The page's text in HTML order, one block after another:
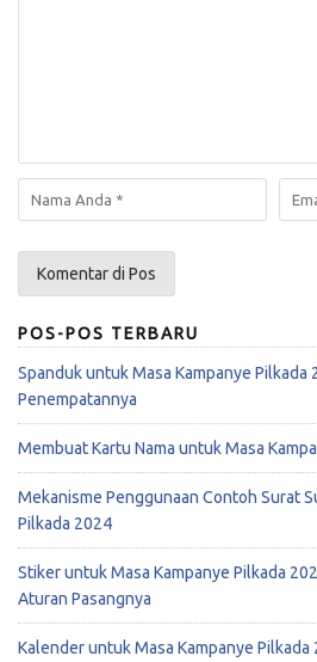
POS-POS TERBARU
Spanduk untuk Masa Kampanye Pilkada
Penempatannya
Membuat Kartu Nama untuk Masa
Mekanisme Penggunaan Contoh Surat
Pilkada 2024
Stiker untuk Masa Kampanye Pilkada
Aturan Pasangnya
Kalender untuk Masa Kampanye Pilkada